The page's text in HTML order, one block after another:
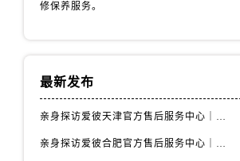
修保养服务。
最新发布
亲身探访爱彼天津官方售后服务中心｜全部地址与售后电话（2026年7月最新）
亲身探访爱彼合肥官方售后服务中心｜热线电话与网点地址（2026年7月最新）